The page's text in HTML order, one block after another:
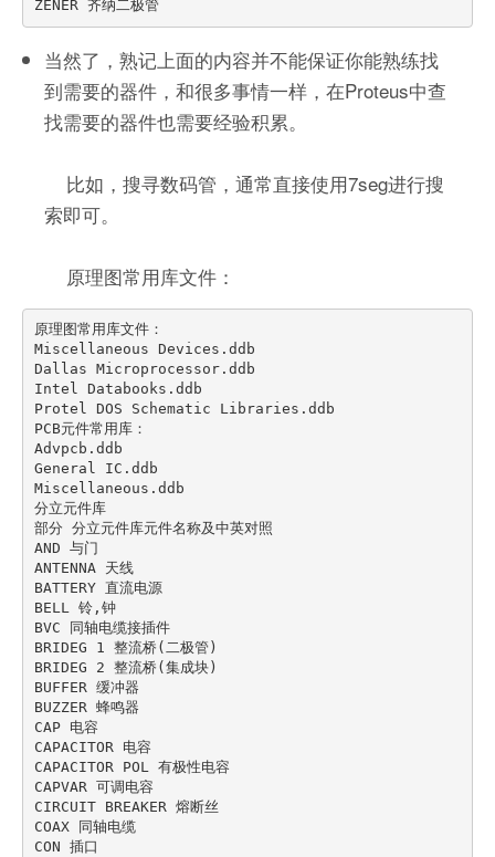
ZENER 齐纳二极管
当然了，熟记上面的内容并不能保证你能熟练找
到需要的器件，和很多事情一样，在Proteus中查
找需要的器件也需要经验积累。
比如，搜寻数码管，通常直接使用7seg进行搜
索即可。
原理图常用库文件：
原理图常用库文件：
Miscellaneous Devices.ddb
Dallas Microprocessor.ddb
Intel Databooks.ddb
Protel DOS Schematic Libraries.ddb
PCB元件常用库：
Advpcb.ddb
General IC.ddb
Miscellaneous.ddb
分立元件库
部分 分立元件库元件名称及中英对照
AND 与门
ANTENNA 天线
BATTERY 直流电源
BELL 铃,钟
BVC 同轴电缆接插件
BRIDEG 1 整流桥(二极管)
BRIDEG 2 整流桥(集成块)
BUFFER 缓冲器
BUZZER 蜂鸣器
CAP 电容
CAPACITOR 电容
CAPACITOR POL 有极性电容
CAPVAR 可调电容
CIRCUIT BREAKER 熔断丝
COAX 同轴电缆
CON 插口